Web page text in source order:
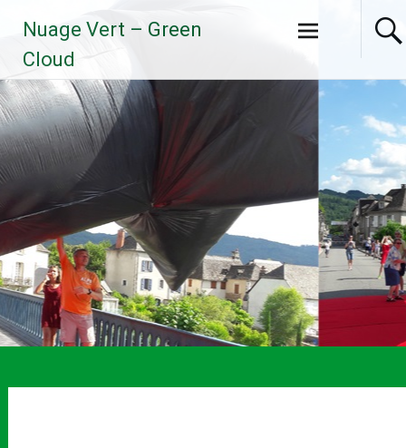
contenu
principal
Nuage Vert – Green
Cloud